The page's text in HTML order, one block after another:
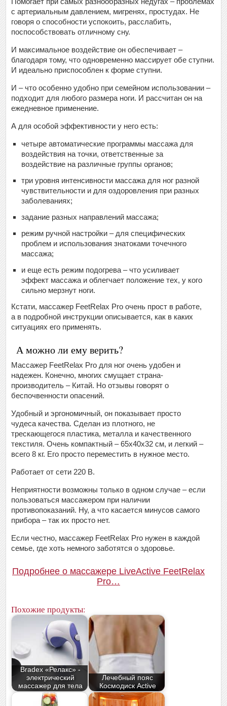
с артериальным давлением, мигренях, простудах. Не
говоря о способности успокоить, расслабить,
поспособствовать отличному сну.
И максимальное воздействие он обеспечивает –
благодаря тому, что одновременно массирует обе ступни.
И идеально приспособлен к форме ступни.
И – что особенно удобно при семейном использовании –
подходит для любого размера ноги. И рассчитан он на
ежедневное применение.
А для особой эффективности у него есть:
четыре автоматические программы массажа для
воздействия на точки, ответственные за
воздействие на различные группы органов;
три уровня интенсивности массажа для ног разной
чувствительности и для оздоровления при разных
заболеваниях;
задание разных направлений массажа;
режим ручной настройки – для специфических
проблем и использования знатоками точечного
массажа;
и еще есть режим подогрева – что усиливает
эффект массажа и облегчает положение тех, у кого
сильно мерзнут ноги.
Кстати, массажер FeetRelax Pro очень прост в работе,
а в подробной инструкции описывается, как в каких
ситуациях его применять.
А можно ли ему верить?
Массажер FeetRelax Pro для ног очень удобен и
надежен. Конечно, многих смущает страна-
производитель – Китай. Но отзывы говорят о
беспочвенности опасений.
Удобный и эргономичный, он показывает просто
чудеса качества. Сделан из плотного, не
трескающегося пластика, металла и качественного
текстиля. Очень компактный – 65х40х32 см, и легкий –
всего 8 кг. Его просто переместить в нужное место.
Работает от сети 220 В.
Неприятности возможны только в одном случае – если
пользоваться массажером при наличии
противопоказаний. Ну, а что касается минусов самого
прибора – так их просто нет.
Если честно, массажер FeetRelax Pro нужен в каждой
семье, где хоть немного заботятся о здоровье.
Подробнее о массажере LiveActive FeetRelax
Pro…
Похожие продукты:
Bradex «Релакс» -
электрический
массажер для тела
Лечебный пояс
Космодиск Active